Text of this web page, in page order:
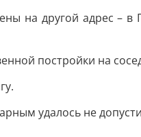
на другой адрес –
постройки на
удалось не